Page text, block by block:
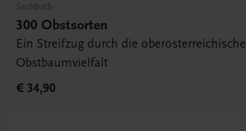
Sachbuch
300 Obstsorten
Ein Streifzug durch die oberösterreichische
Obstbaumvielfalt
€ 34,90